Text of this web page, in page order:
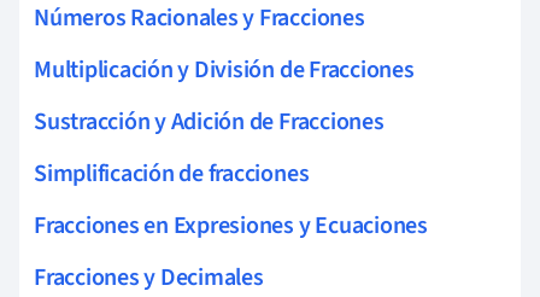
Números Racionales y Fracciones
Multiplicación y División de Fracciones
Sustracción y Adición de Fracciones
Simplificación de fracciones
Fracciones en Expresiones y Ecuaciones
Fracciones y Decimales